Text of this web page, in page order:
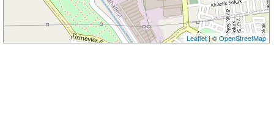
Leaflet| ©OpenStreetMap